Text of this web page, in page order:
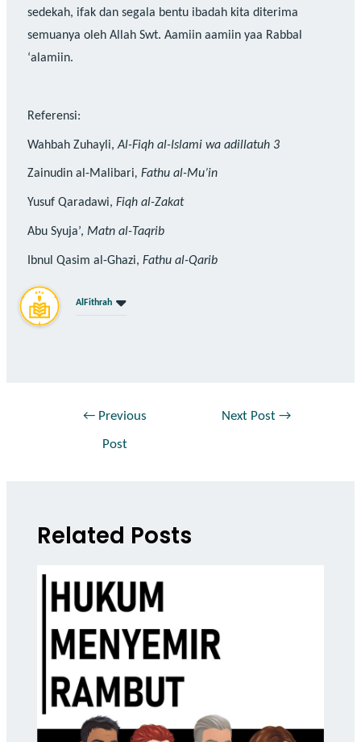
sedekah, ifak dan segala bentu ibadah kita diterima
semuanya oleh Allah Swt. Aamiin aamiin yaa Rabbal
‘alamiin.
Referensi:
Wahbah Zuhayli,Al-Fiqh al-Islami wa adillatuh 3
Zainudin al-Malibari, Fathu al-Mu’in
Yusuf Qaradawi, Fiqh al-Zakat
Abu Syuja’, Matn al-Taqrib
Ibnul Qasim al-Ghazi, Fathual-Qarib
AlFithrah
←Previous
Post
Next Post→
Related Posts